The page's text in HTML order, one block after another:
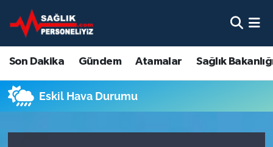
Son Dakika Gündem Atamalar Sağlık
Eskil Hava Durumu
Son Dakika
Gündem
Atamalar
Nöbetçi Eczaneler
Hava Durumu
Namaz Vakitleri